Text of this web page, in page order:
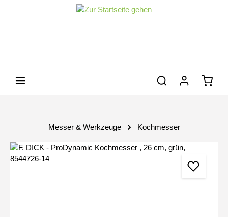
Zum Hauptinhalt springen
Messer & Werkzeuge Kochmesser
Bildergalerie überspringen